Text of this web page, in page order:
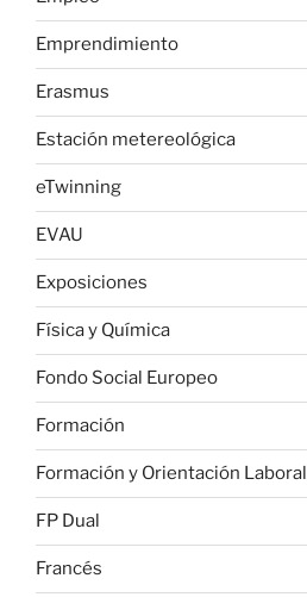
Emprendimiento
Erasmus
Estación metereológica
eTwinning
EVAU
Exposiciones
Física y Química
Fondo Social Europeo
Formación
Formación y Orientación Laboral
FP Dual
Francés